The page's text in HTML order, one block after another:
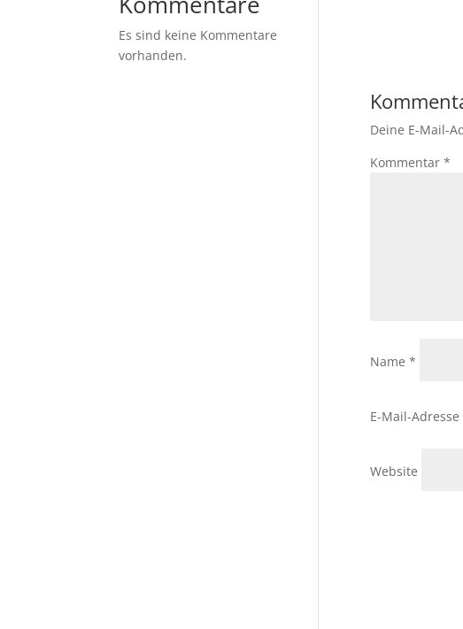
Deine E-Mail-
Kommentar *
Name *
E-Mail-Adresse
Website
Es sind keine Kommentare
vorhanden.